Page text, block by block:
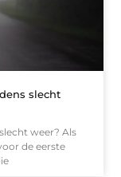
slecht
weer? Als
de eerste